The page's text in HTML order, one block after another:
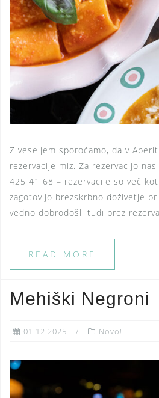
Z veseljem sporočamo, da v
rezervacije miz. Za rezervacijo
425 41 68 – rezervacije so več
zagotovijo brezskrbno doživetje
vedno dobrodošli tudi brez
READ MORE
Mehiški Negroni
01.12.2025 Novo!